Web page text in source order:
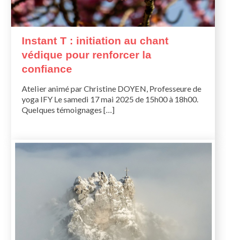
Instant T : initiation au chant
védique pour renforcer la
confiance
Atelier animé par Christine DOYEN, Professeure de
yoga IFY Le samedi 17 mai 2025 de 15h00 à 18h00.
Quelques témoignages […]